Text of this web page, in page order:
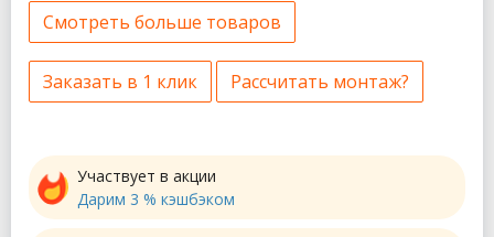
Смотреть больше товаров
Заказать в 1 клик Рассчитать монтаж?
Участвует в акции
Дарим 3 % кэшбэком